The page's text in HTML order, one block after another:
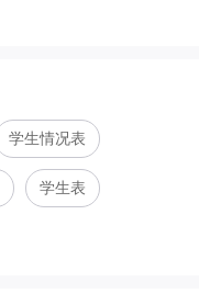
学生情况表
学生表